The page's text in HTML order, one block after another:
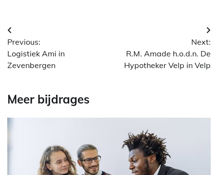
Berichtnavigatie
Previous:
Logistiek Ami in
Zevenbergen
Next:
R.M. Amade h.o.d.n. De
Hypotheker Velp in Velp
Meer bijdrages